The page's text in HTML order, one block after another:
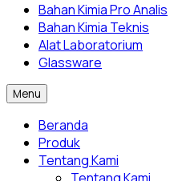
Bahan Kimia Pro Analis
Bahan Kimia Teknis
Alat Laboratorium
Glassware
Menu
Beranda
Produk
Tentang Kami